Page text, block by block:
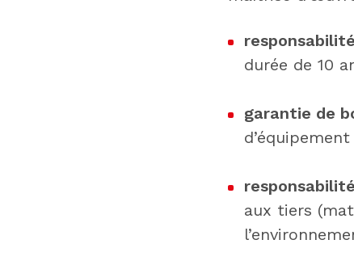
durée de 10
garantie de
aux tiers